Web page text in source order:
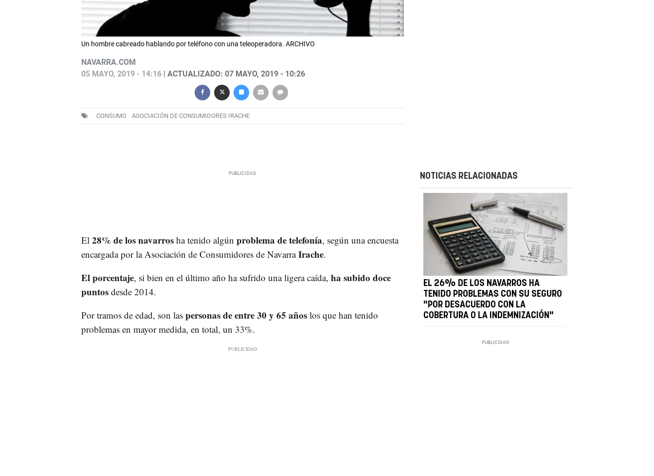
Un hombre cabreado hablando por teléfono con una teleoperadora. ARCHIVO
NAVARRA.COM
05 MAYO, 2019 - 14:16| ACTUALIZADO: 07 MAYO, 2019 - 10:26
CONSUMO ASOCIACIÓN DE CONSUMIDORES IRACHE
El 28% de los navarrosha tenido algún problema de telefonía, según una encuesta
encargada por la Asociación de Consumidores de NavarraIrache.
El porcentaje, si bien en el último año ha sufrido una ligera caída, ha subido doce
puntosdesde 2014.
Por tramos de edad, son las personas de entre 30 y 65 añoslos que han tenido
problemas en mayor medida, en total, un 33%.
NOTICIAS RELACIONADAS
EL 26% DE LOS NAVARROS HA
TENIDO PROBLEMAS CON SU SEGURO
"POR DESACUERDO CON LA
COBERTURA O LA INDEMNIZACIÓN"